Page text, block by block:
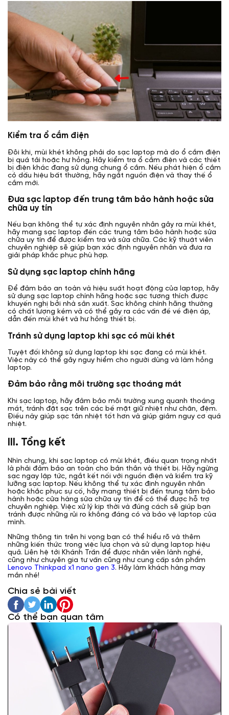
Kiểm tra ổ cắm điện
Đôi khi, mùi khét không phải do sạc laptop mà do ổ cắm điện
bị quá tải hoặc hư hỏng. Hãy kiểm tra ổ cắm điện và các thiết
bị điện khác đang sử dụng chung ổ cắm. Nếu phát hiện ổ cắm
có dấu hiệu bất thường, hãy ngắt nguồn điện và thay thế ổ
cắm mới.
Đưa sạc laptop đến trung tâm bảo hành hoặc sửa
chữa uy tín
Nếu bạn không thể tự xác định nguyên nhân gây ra mùi khét,
hãy mang sạc laptop đến các trung tâm bảo hành hoặc sửa
chữa uy tín để được kiểm tra và sửa chữa. Các kỹ thuật viên
chuyên nghiệp sẽ giúp bạn xác định nguyên nhân và đưa ra
giải pháp khắc phục phù hợp.
Sử dụng sạc laptop chính hãng
Để đảm bảo an toàn và hiệu suất hoạt động của laptop, hãy
sử dụng sạc laptop chính hãng hoặc sạc tương thích được
khuyến nghị bởi nhà sản xuất. Sạc không chính hãng thường
có chất lượng kém và có thể gây ra các vấn đề về điện áp,
dẫn đến mùi khét và hư hỏng thiết bị.
Tránh sử dụng laptop khi sạc có mùi khét
Tuyệt đối không sử dụng laptop khi sạc đang có mùi khét.
Việc này có thể gây nguy hiểm cho người dùng và làm hỏng
laptop.
Đảm bảo rằng môi trường sạc thoáng mát
Khi sạc laptop, hãy đảm bảo môi trường xung quanh thoáng
mát, tránh đặt sạc trên các bề mặt giữ nhiệt như chăn, đệm.
Điều này giúp sạc tản nhiệt tốt hơn và giúp giảm nguy cơ quá
nhiệt.
III. Tổng kết
Nhìn chung, khi sạc laptop có mùi khét, điều quan trọng nhất
là phải đảm bảo an toàn cho bản thân và thiết bị. Hãy ngừng
sạc ngay lập tức, ngắt kết nối với nguồn điện và kiểm tra kỹ
lưỡng sạc laptop. Nếu không thể tự xác định nguyên nhân
hoặc khắc phục sự cố, hãy mang thiết bị đến trung tâm bảo
hành hoặc cửa hàng sửa chữa uy tín để có thể được hỗ trợ
chuyên nghiệp. Việc xử lý kịp thời và đúng cách sẽ giúp bạn
tránh được những rủi ro không đáng có và bảo vệ laptop của
mình.
Những thông tin trên hi vọng bạn có thể hiểu rõ và thêm
những kiến thức trong việc lựa chọn và sử dụng laptop hiệu
quả. Liên hệ tới Khánh Trần để được nhân viên lành nghề,
cũng như chuyên gia tư vấn cũng như cung cấp sản phẩm
Lenovo Thinkpad x1 nano gen 3. Hãy làm khách hàng may
mắn nhé!
Chia sẻ bài viết
Có thể bạn quan tâm